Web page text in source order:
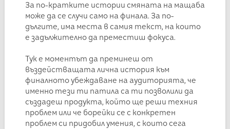
За по-кратките истории смяната на мащаба
може да се случи само на финала. За по-
дългите, има места в самия текст, на които
е задължително да преместиш фокуса.
Тук е моментът да преминеш от
въздействащата лична история към
финалното убеждаване на аудиторията, че
именно тези ти патила са ти позволили да
създадеш продукта, който ще реши техния
проблем или че борейки се с конкретен
проблем си придобил умения, с които сега